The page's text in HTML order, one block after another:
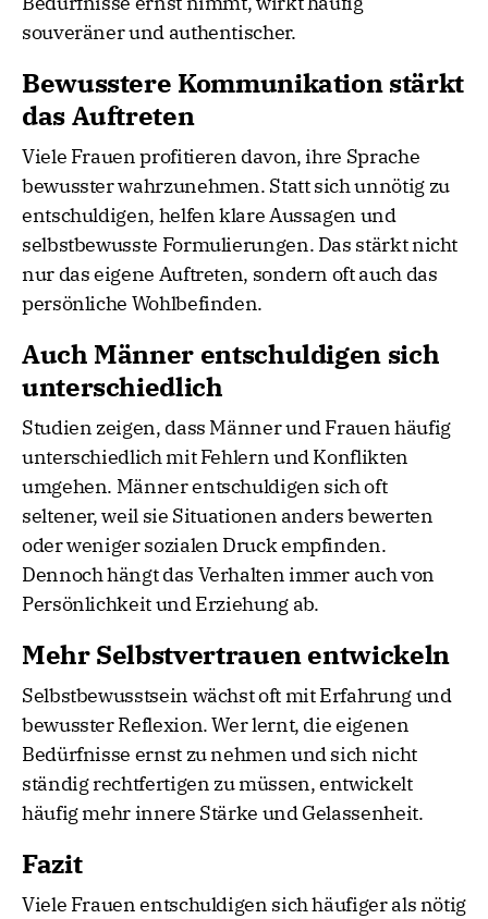
souveräner und authentischer.
Bewusstere Kommunikation stärkt
das Auftreten
Viele Frauen profitieren davon, ihre Sprache
bewusster wahrzunehmen. Statt sich unnötig zu
entschuldigen, helfen klare Aussagen und
selbstbewusste Formulierungen. Das stärkt nicht
nur das eigene Auftreten, sondern oft auch das
persönliche Wohlbefinden.
Auch Männer entschuldigen sich
unterschiedlich
Studien zeigen, dass Männer und Frauen häufig
unterschiedlich mit Fehlern und Konflikten
umgehen. Männer entschuldigen sich oft
seltener, weil sie Situationen anders bewerten
oder weniger sozialen Druck empfinden.
Dennoch hängt das Verhalten immer auch von
Persönlichkeit und Erziehung ab.
Mehr Selbstvertrauen entwickeln
Selbstbewusstsein wächst oft mit Erfahrung und
bewusster Reflexion. Wer lernt, die eigenen
Bedürfnisse ernst zu nehmen und sich nicht
ständig rechtfertigen zu müssen, entwickelt
häufig mehr innere Stärke und Gelassenheit.
Fazit
Viele Frauen entschuldigen sich häufiger als nötig